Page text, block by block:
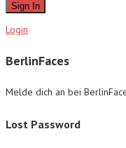
Sign In
Login
BerlinFaces
Melde dich an bei
Lost Password